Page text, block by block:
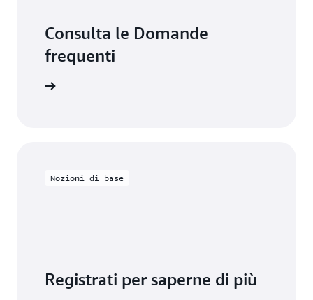
Consulta le Domande
frequenti
Nozioni di base
Registrati per saperne di più